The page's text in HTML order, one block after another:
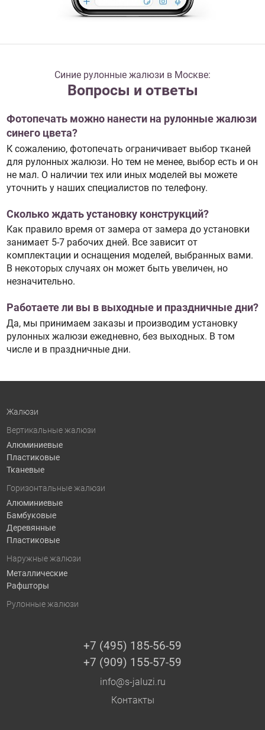
Синие рулонные жалюзи в Москве:
Вопросы и ответы
Фотопечать можно нанести на рулонные жалюзи
синего цвета?
К сожалению, фотопечать ограничивает выбор тканей
для рулонных жалюзи. Но тем не менее, выбор есть и он
не мал. О наличии тех или иных моделей вы можете
уточнить у наших специалистов по телефону.
Сколько ждать установку конструкций?
Как правило время от замера от замера до установки
занимает 5-7 рабочих дней. Все зависит от
комплектации и оснащения моделей, выбранных вами.
В некоторых случаях он может быть увеличен, но
незначительно.
Работаете ли вы в выходные и праздничные дни?
Да, мы принимаем заказы и производим установку
рулонных жалюзи ежедневно, без выходных. В том
числе и в праздничные дни.
Жалюзи
Вертикальные жалюзи
Алюминиевые
Пластиковые
Тканевые
Горизонтальные жалюзи
Алюминиевые
Бамбуковые
Деревянные
Пластиковые
Наружные жалюзи
Металлические
Рафшторы
Рулонные жалюзи
+7 (495) 185-56-59
+7 (909) 155-57-59
info@s-jaluzi.ru
Контакты